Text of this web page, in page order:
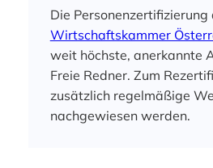
Die Personenzertifizierung
Wirtschaftskammer
weit höchste, anerkannte
Freie Redner. Zum
zusätzlich regelmäßige
nachgewiesen werden.